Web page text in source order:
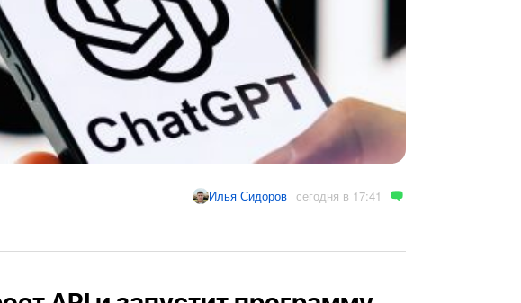
Илья Сидоров сегодня в 17:41